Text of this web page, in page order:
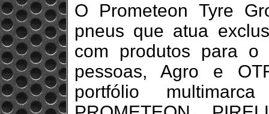
O Prometeon Tyre
pneus que atua
com produtos para o
pessoas, Agro e
portfólio